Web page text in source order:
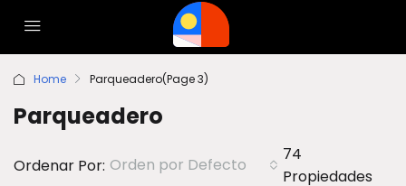
Home Parqueadero(Page 3)
Parqueadero
74
Propiedades
Ordenar Por: Orden por Defecto